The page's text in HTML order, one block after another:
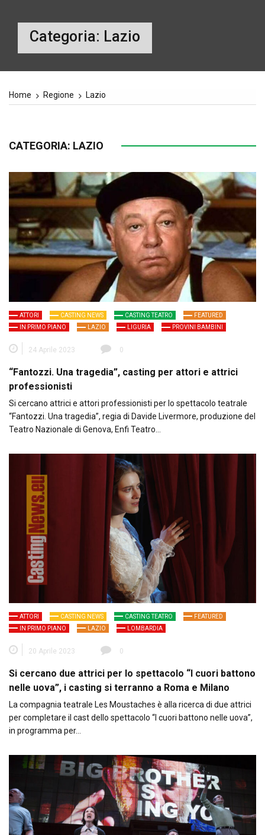
Categoria: Lazio
Home Regione Lazio
CATEGORIA: LAZIO
ATTORI CASTING NEWS CASTING TEATRO
FEATURED
IN PRIMO PIANO
LAZIO LIGURIA PROVINI BAMBINI
24 Aprile 2023 0
“Fantozzi. Una tragedia”, casting per attori e attrici
professionisti
Si cercano attrici e attori professionisti per lo spettacolo teatrale
“Fantozzi. Una tragedia”, regia di Davide Livermore, produzione del
Teatro Nazionale di Genova, Enfi Teatro…
ATTORI CASTING NEWS CASTING TEATRO
FEATURED
IN PRIMO PIANO
LAZIO LOMBARDIA
20 Aprile 2023 0
Si cercano due attrici per lo spettacolo “I cuori battono
nelle uova”, i casting si terranno a Roma e Milano
La compagnia teatrale Les Moustaches è alla ricerca di due attrici
per completare il cast dello spettacolo “I cuori battono nelle uova”,
in programma per…